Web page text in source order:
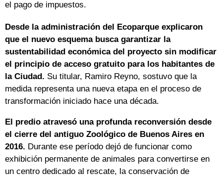
el pago de impuestos.
Desde la administración del Ecoparque explicaron
que el nuevo esquema busca garantizar la
sustentabilidad económica del proyecto sin modificar
el principio de acceso gratuito para los habitantes de
la Ciudad. Su titular, Ramiro Reyno, sostuvo que la
medida representa una nueva etapa en el proceso de
transformación iniciado hace una década.
El predio atravesó una profunda reconversión desde
el cierre del antiguo Zoológico de Buenos Aires en
2016. Durante ese período dejó de funcionar como
exhibición permanente de animales para convertirse en
un centro dedicado al rescate, la conservación de